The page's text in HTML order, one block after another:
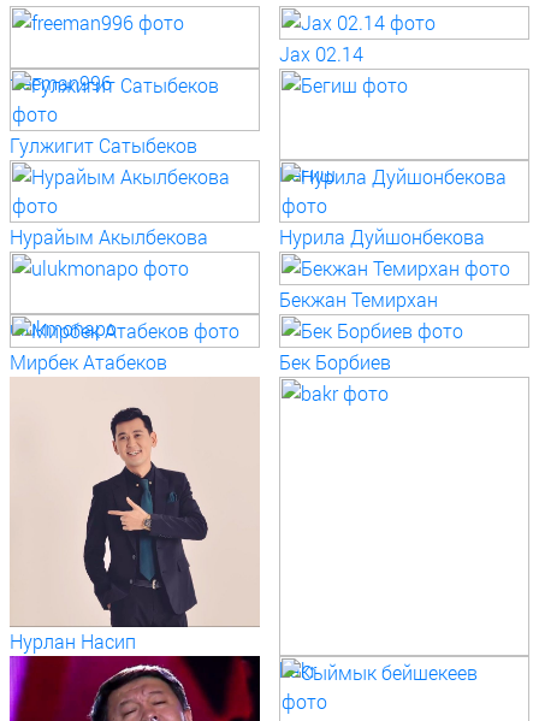
freeman996
Jax 02.14
Гулжигит Сатыбеков
Бегиш
Нурайым Акылбекова Нурила Дуйшонбекова
ulukmonapo
Бекжан Темирхан
Мирбек Атабеков Бек Борбиев
Нурлан Насип
bakr